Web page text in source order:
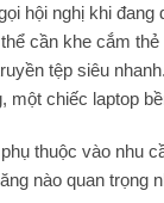
hội nghị khi đang
cần khe cắm
tệp siêu
chiếc laptop
thuộc vào nhu
nào quan trọng